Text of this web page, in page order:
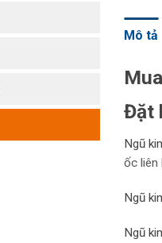
Mô tả
Đặt
Ngũ
ốc liên
Ngũ
Ngũ